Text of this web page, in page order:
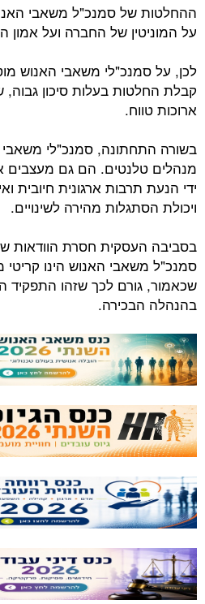
ההחלטות של סמנכ"ל משאבי
על המוניטין של החברה ועל אמון
לכן, על סמנכ"לי משאבי האנוש
קבלת החלטות בעלות סיכון
ארוכות טווח.
בשורה התחתונה, סמנכ"לי
מנהלים טלנטים. הם גם מעצבים
ידי הנעת תרבות ארגונית חיובית
ויכולת הסתגלות מהירה לשינויים.
בסביבה העסקית חסרת הוודאות
סמנכ"ל משאבי האנוש הינו
שכאמור, גורם לכך שזהו התפקיד
בהנהלה הבכירה.